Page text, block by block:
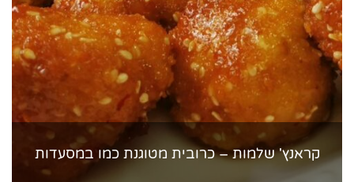
קראנץ' שלמות – כרובית מטוגנת כמו במסעדות